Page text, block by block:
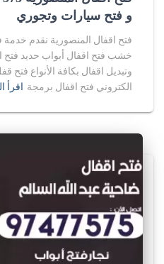
و فتح سيارات وتجوري
فتح اقفال المنصورية نقدم خدمة
خشب فتح اقفال أبواب حديد فتح
وتبديل اقفال بكافة الأنواع فتح
الكتروني فتح اقفال برمجة اقرأ